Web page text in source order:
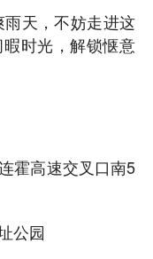
天，不妨走进这
时光，解锁惬意
霍高速交叉口南5
公园